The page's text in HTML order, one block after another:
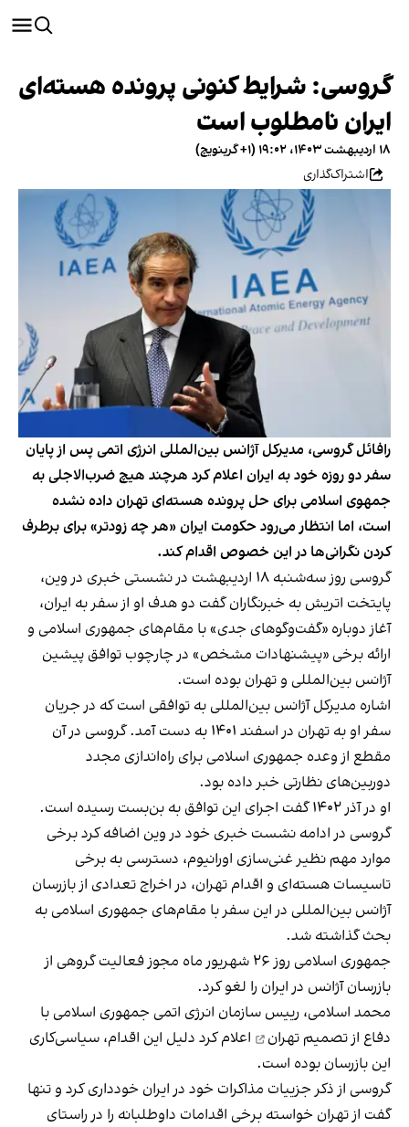
گروسی: شرایط کنونی پرونده هسته‌ای
ایران نامطلوب است
۱۸ اردیبهشت ۱۴۰۳، ۱۹:۰۲ (‎+۱ گرینویچ)
اشتراک‌گذاری
رافائل گروسی، مدیرکل آژانس بین‌المللی انرژی اتمی پس از پایان
سفر دو روزه خود به ایران اعلام کرد هرچند هیچ ضرب‌الاجلی به
جمهوی اسلامی برای حل پرونده هسته‌ای تهران داده نشده
است، اما انتظار می‌رود حکومت ایران «هر چه زودتر» برای برطرف
کردن نگرانی‌ها در این خصوص اقدام کند.
گروسی روز سه‌شنبه ۱۸ اردیبهشت در نشستی خبری در وین،
پایتخت اتریش به خبرنگارانگفت دو هدف او از سفر به ایران،
آغاز دوباره «گفت‌وگوهای جدی» با مقام‌های جمهوری اسلامی و
ارائه برخی «پیشنهادات مشخص» در چارچوب توافق پیشین
آژانس بین‌المللی و تهران بوده است.
اشاره مدیرکل آژانس بین‌المللی به توافقی است که در جریان
سفر او به تهران در اسفند ۱۴۰۱ به دست آمد. گروسی در آن
مقطع از وعده جمهوری اسلامی برای راه‌اندازی مجدد
دوربین‌های نظارتی خبر داده بود.
او در آذر ۱۴۰۲ گفت اجرای این توافق به بن‌بست رسیده است.
گروسی در ادامه نشست خبری خود در وین اضافه کرد برخی
موارد مهم نظیر غنی‌سازی اورانیوم، دسترسی به برخی
تاسیسات هسته‌ای و اقدام تهران، در اخراج تعدادی از بازرسان
آژانس بین‌المللی در این سفر با مقام‌های جمهوری اسلامی به
بحث گذاشته شد.
جمهوری اسلامی روز ۲۶ شهریور ماه مجوز فعالیت گروهی از
بازرسان آژانس در ایران را لغو کرد.
محمد اسلامی، رییس سازمان انرژی اتمی جمهوری اسلامی با
دفاع از تصمیم تهران
اعلام کرد دلیل این اقدام، سیاسی‌کاری
این بازرسان بوده است.
گروسی از ذکر جزییات مذاکرات خود در ایران خودداری کرد و تنها
گفت از تهران خواسته برخی اقدامات داوطلبانه را در راستای